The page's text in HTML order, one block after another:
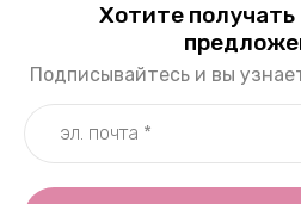
Хотите
Подписывайтесь и вы